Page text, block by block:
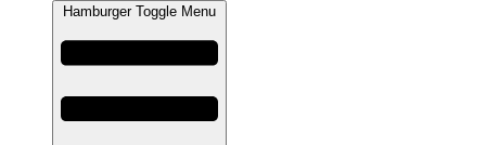
Hamburger Toggle Menu